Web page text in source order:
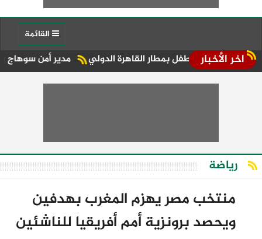
اخر الأخبار مدير أمن سوهاج يفاجئ طفل بمطار القاهرة الدولي
رياضة
منتخب مصر يهزم المغرب بهدفين
ويحصد برونزية أمم أفريقيا للناشئين